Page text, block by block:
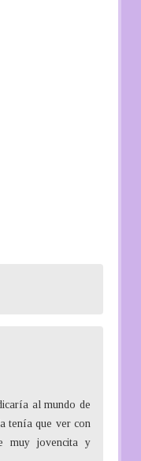
al mundo de
tenía que ver con
muy jovencita y